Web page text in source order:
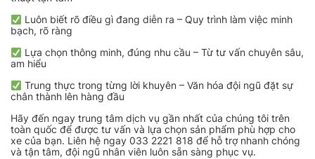
Luôn biết rõ điều gì đang diễn ra – Quy trình làm việc minh
bạch, rõ ràng
Lựa chọn thông minh, đúng nhu cầu – Từ tư vấn chuyên sâu,
am hiểu
Trung thực trong từng lời khuyên – Văn hóa đội ngũ đặt sự
chân thành lên hàng đầu
Hãy đến ngay trung tâm dịch vụ gần nhất của chúng tôi trên
toàn quốc để được tư vấn và lựa chọn sản phẩm phù hợp cho
xe của bạn. Liên hệ ngay 033 2221 818 để hỗ trợ nhanh chóng
và tận tâm, đội ngũ nhân viên luôn sẵn sàng phục vụ.